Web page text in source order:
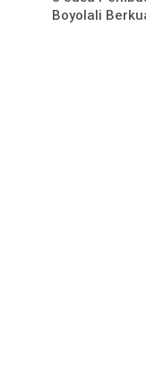
Boyolali